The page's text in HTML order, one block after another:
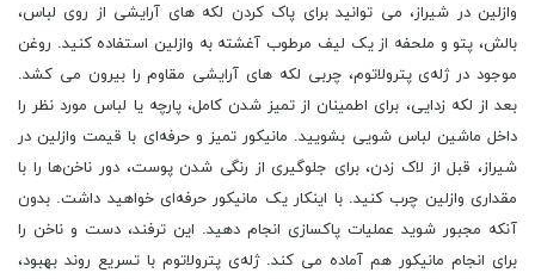
وازلین در شیراز، می ‌توانید برای پاک کردن لکه‌ های آرایشی از روی لباس،
بالش، پتو و ملحفه از یک لیف مرطوب آغشته به وازلین استفاده کنید. روغن
موجود در ژله‌ی پترولاتوم، چربی لکه‌ های آرایشی مقاوم را بیرون می ‌کشد.
بعد از لکه زدایی، برای اطمینان از تمیز شدن کامل، پارچه یا لباس مورد نظر را
داخل ماشین لباس شویی بشویید. مانیکور تمیز و حرفه‌ای با قیمت وازلین در
شیراز، قبل از لاک زدن، برای جلوگیری از رنگی شدن پوست، دور ناخن‌ها را با
مقداری وازلین چرب کنید. با اینکار یک مانیکور حرفه‌ای خواهید داشت. بدون
آنکه مجبور شوید عملیات پاکسازی انجام دهید. این ترفند، دست و ناخن را
برای انجام مانیکور هم آماده می کند. ژله‌ی پترولاتوم با تسریع روند بهبود،